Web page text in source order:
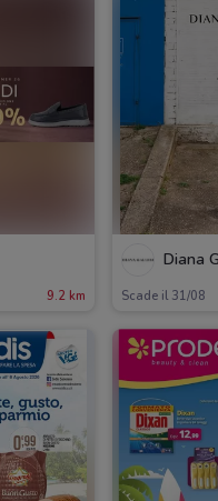
9.2 km
Diana
Scade il 31/08